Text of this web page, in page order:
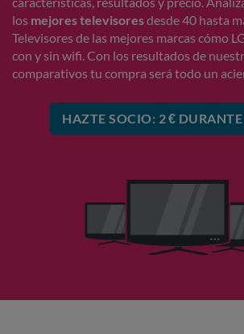
los mejores televisoresdesde 40 hasta
Televisores de las mejores marcas cómo
con y sin wifi. Con los resultados de
comparativos tu compra será todo un
HAZTE SOCIO: 2 € DURANTE